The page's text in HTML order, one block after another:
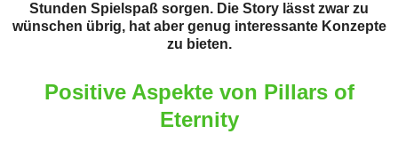
Stunden Spielspaß sorgen. Die Story lässt zwar zu
wünschen übrig, hat aber genug interessante Konzepte
zu bieten.
Positive Aspekte von Pillars of
Eternity